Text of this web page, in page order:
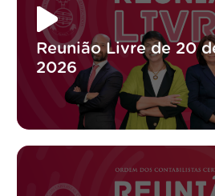
Reunião Livre de 20
2026